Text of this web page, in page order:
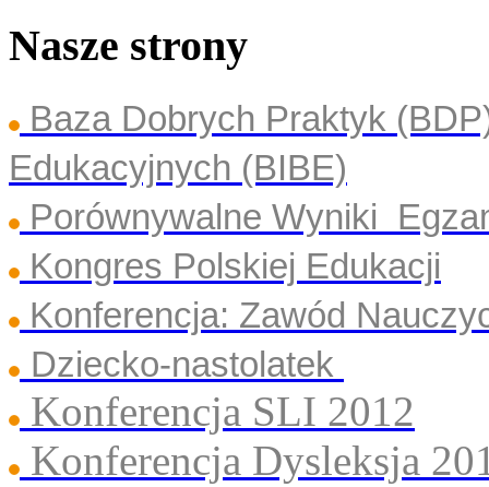
Nasze strony
Baza Dobrych Praktyk
Edukacyjnych (BIBE)
Porównywalne Wyniki
Kongres Polskiej Edukacji
Konferencja: Zawód
Dziecko-nastolatek
Konferencja SLI 2012
Konferencja Dysleksja